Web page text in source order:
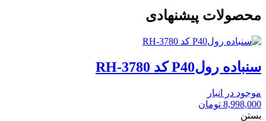
محصولات پیشنهادی
سنباده رولP40 کد RH-3780
موجود در انبار
8,998,000 تومان
بستن